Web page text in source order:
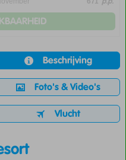
Beschrijving
Foto's & Video's
Vlucht